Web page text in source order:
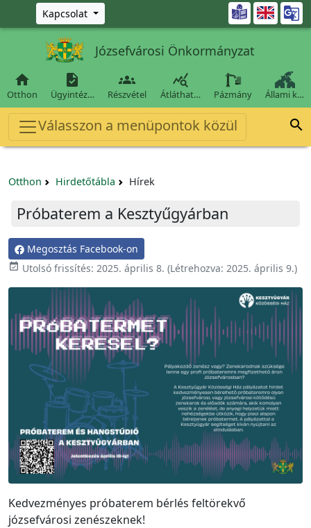
Ugrás a fő tartalomra
Kapcsolat 
Józsefvárosi Önkormányzat

Otthon

Ügyintéz…

Részvétel

Átláthat… Pázmány Állami k…
Válasszon a menüpontok közül 
Otthon Hirdetőtábla Hírek
Próbaterem a Kesztyűgyárban
Megosztás Facebook-on
 Utolsó frissítés: 2025. április 8. (Létrehozva: 2025. április 9.)
Kedvezményes próbaterem bérlés feltörekvő
józsefvárosi zenészeknek!